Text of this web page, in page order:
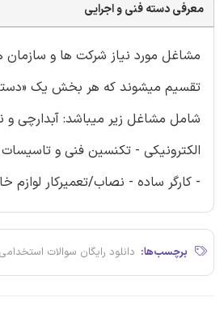
معرفی دسته فنی و اجرایی
شامل مشاغل زیر میباشد: آبدارچی و
الکترونیکی - تکنسین فنی و
- کارگر ساده - نصاب/تعمیرکار لوازم
برچسب‌ها: دانلود رایگان سوالات